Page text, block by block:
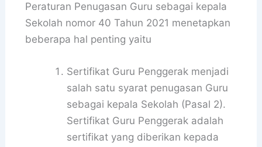
Peraturan Penugasan Guru sebagai kepala
Sekolah nomor 40 Tahun 2021 menetapkan
beberapa hal penting yaitu
Sertifikat Guru Penggerak menjadi
salah satu syarat penugasan Guru
sebagai kepala Sekolah (Pasal 2).
Sertifikat Guru Penggerak adalah
sertifikat yang diberikan kepada